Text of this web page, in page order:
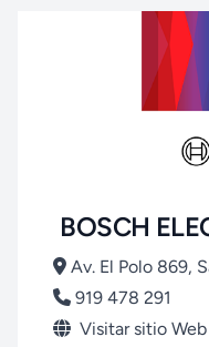
BOSCH
Av. El Polo 869,
919 478 291
Visitar sitio Web